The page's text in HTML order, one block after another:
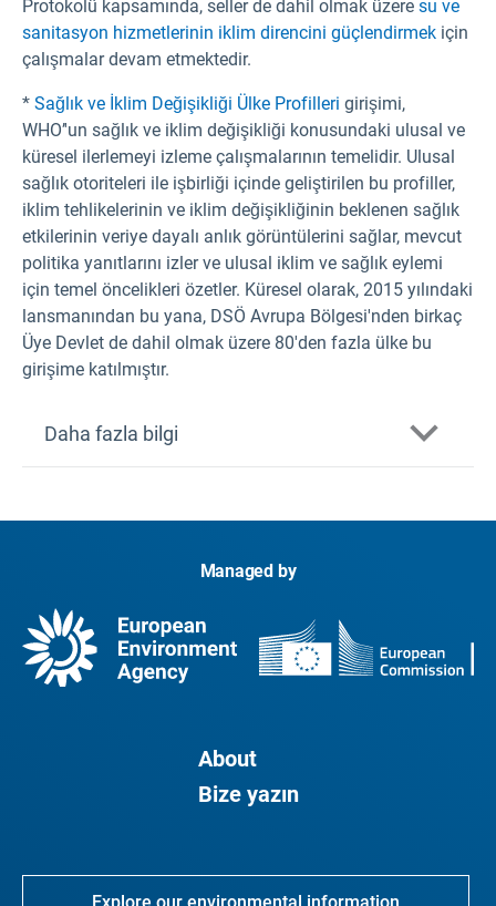
Protokolü kapsamında, seller de dahil olmak üzere su ve
sanitasyon hizmetlerinin iklim direncini güçlendirmek için
çalışmalar devam etmektedir.
* Sağlık ve İklim Değişikliği Ülke Profilleri girişimi,
WHO’'un sağlık ve iklim değişikliği konusundaki ulusal ve
küresel ilerlemeyi izleme çalışmalarının temelidir. Ulusal
sağlık otoriteleri ile işbirliği içinde geliştirilen bu profiller,
iklim tehlikelerinin ve iklim değişikliğinin beklenen sağlık
etkilerinin veriye dayalı anlık görüntülerini sağlar, mevcut
politika yanıtlarını izler ve ulusal iklim ve sağlık eylemi
için temel öncelikleri özetler. Küresel olarak, 2015 yılındaki
lansmanından bu yana, DSÖ Avrupa Bölgesi'nden birkaç
Üye Devlet de dahil olmak üzere 80'den fazla ülke bu
girişime katılmıştır.
Daha fazla bilgi
Çevre ve Sağlık Altıncı Bakanlar Konferansı
Bildirisi (2017)
İklim Değişikliğinde Sağlık Çalışma Grubu (HIC)
Managed by
About
Bize yazın